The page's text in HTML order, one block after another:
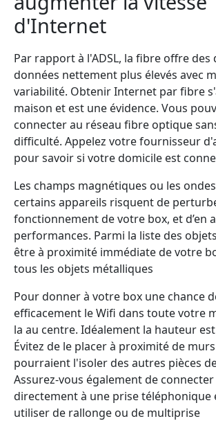
d'Internet
Par rapport à l'ADSL, la fibre offre des
données nettement plus élevés avec
variabilité. Obtenir Internet par fibre
maison et est une évidence. Vous
connecter au réseau fibre optique
difficulté. Appelez votre fournisseur
pour savoir si votre domicile est
Les champs magnétiques ou les
certains appareils risquent de
fonctionnement de votre box, et d’en
performances. Parmi la liste des
être à proximité immédiate de votre
tous les objets métalliques
Pour donner à votre box une chance
efficacement le Wifi dans toute votre
la au centre. Idéalement la hauteur
Évitez de le placer à proximité de
pourraient l'isoler des autres pièces
Assurez-vous également de
directement à une prise téléphonique
utiliser de rallonge ou de multiprise